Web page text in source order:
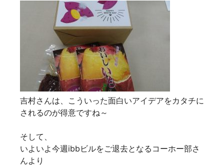
吉村さんは、こういった面白いアイデアをカタチに
されるのが得意ですね～
そして、
いよいよ今週ibbビルをご退去となるコーホー部さ
んより